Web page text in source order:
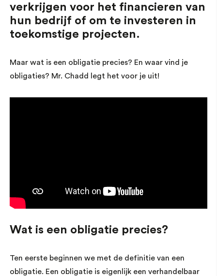
verkrijgen voor het financieren van
hun bedrijf of om te investeren in
toekomstige projecten.
Maar wat is een obligatie precies? En waar vind je
obligaties? Mr. Chadd legt het voor je uit!
Wat is een obligatie precies?
Ten eerste beginnen we met de definitie van een
obligatie. Een obligatie is eigenlijk een verhandelbaar